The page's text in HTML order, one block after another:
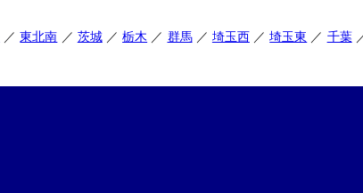
東北南 茨城 栃木 群馬 埼玉西 埼玉東 千葉